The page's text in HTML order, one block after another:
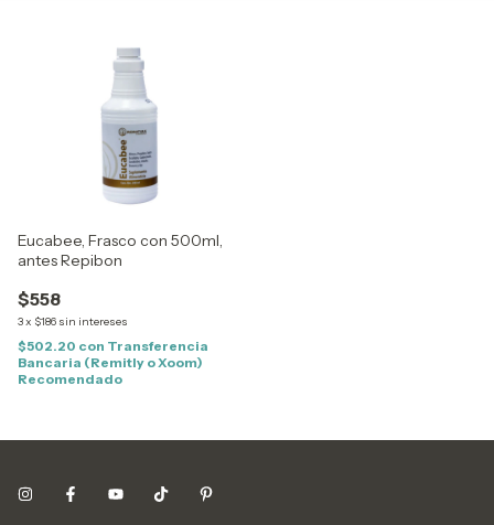
Eucabee, Frasco con 500ml,
antes Repibon
$558
3x $186 sin intereses
$502.20 con Transferencia
Bancaria (Remitly o Xoom)
Recomendado